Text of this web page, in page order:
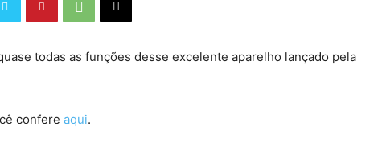
todas as funções desse excelente aparelho lançado pela
confere aqui.